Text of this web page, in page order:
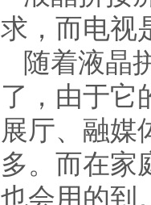
求，而电视
随着液晶
了，由于它
展厅、融媒
多。而在家
也会用的到